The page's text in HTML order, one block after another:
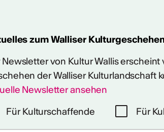
zum Walliser
Newsletter von Kultur Wallis
der Walliser Kulturlandschaft
Newsletter ansehen
Für Kulturschaffende
Für